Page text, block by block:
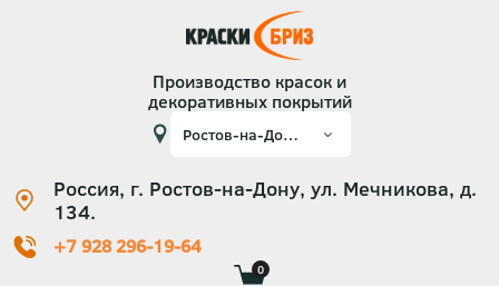
Производство красок и
декоративных покрытий
Россия, г. Ростов-на-Дону, ул. Мечникова, д.
134.
+7 928 296-19-64
0